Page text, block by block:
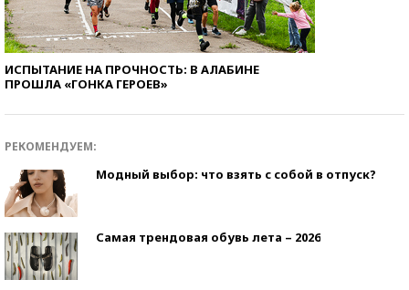
ИСПЫТАНИЕ НА ПРОЧНОСТЬ: В АЛАБИНЕ
ПРОШЛА «ГОНКА ГЕРОЕВ»
РЕКОМЕНДУЕМ:
Модный выбор: что взять с собой в отпуск?
Самая трендовая обувь лета – 2026